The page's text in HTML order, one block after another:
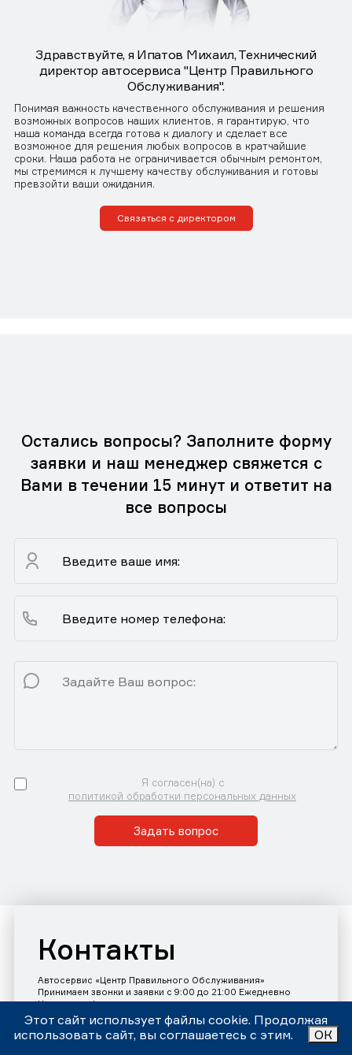
Здравствуйте, я Ипатов Михаил, Технический
директор автосервиса "Центр Правильного
Обслуживания".
Понимая важность качественного обслуживания и решения
возможных вопросов наших клиентов, я гарантирую, что
наша команда всегда готова к диалогу и сделает все
возможное для решения любых вопросов в кратчайшие
сроки. Наша работа не ограничивается обычным ремонтом,
мы стремимся к лучшему качеству обслуживания и готовы
превзойти ваши ожидания.
Связаться с директором
Остались вопросы? Заполните форму
заявки и наш менеджер свяжется с
Вами в течении 15 минут и ответит на
все вопросы
Я согласен(на) с
политикой обработки персональных данных
Задать вопрос
Контакты
Автосервис «Центр Правильного Обслуживания»
Принимаем звонки и заявки с 9:00 до 21:00 Ежедневно
Номер телефона:
Этот сайт использует файлы cookie. Продолжая
использовать сайт, вы соглашаетесь с этим.
ОК